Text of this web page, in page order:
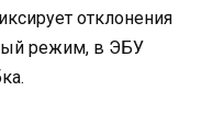
отклонения
режим, в ЭБУ